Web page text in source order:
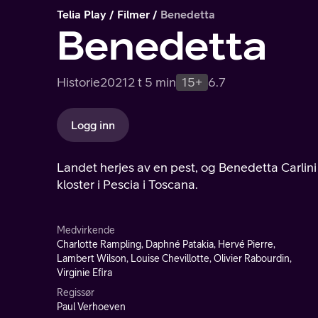
Telia Play Filmer Benedetta
Benedetta
Historie20212 t 5 min 15+ 6.7
Logg inn
Landet herjes av en pest, og Benedetta
kloster i Pescia i Toscana.
Medvirkende
Charlotte Rampling, Daphné Patakia, Hervé Pierre,
Lambert Wilson, Louise Chevillotte, Olivier Rabourdin,
Virginie Efira
Regissør
Paul Verhoeven